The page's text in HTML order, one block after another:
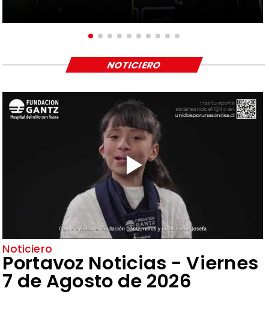
Noticiero
Portavoz Noticias - Viernes
7 de Agosto de 2026
NOTICIERO